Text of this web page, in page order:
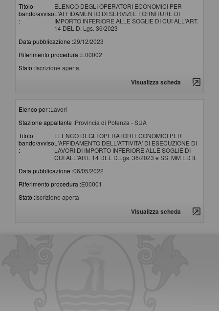
Titolo
bando/avviso
:
ELENCO DEGLI OPERATORI ECONOMICI PER
L'AFFIDAMENTO DI SERVIZI E FORNITURE DI
IMPORTO INFERIORE ALLE SOGLIE DI CUI ALL'ART.
14 DEL D. Lgs. 36/2023
Data pubblicazione :29/12/2023
Riferimento procedura :E00002
Stato :Iscrizione aperta
Visualizza scheda
Elenco per :Lavori
Stazione appaltante :Provincia di Potenza - SUA
Titolo
bando/avviso
:
ELENCO DEGLI OPERATORI ECONOMICI PER
L'AFFIDAMENTO DELL'ATTIVITA' DI ESECUZIONE DI
LAVORI DI IMPORTO INFERIORE ALLE SOGLIE DI
CUI ALL'ART. 14 DEL D.Lgs. 36/2023 e SS. MM ED II.
Data pubblicazione :06/05/2022
Riferimento procedura :E00001
Stato :Iscrizione aperta
Visualizza scheda